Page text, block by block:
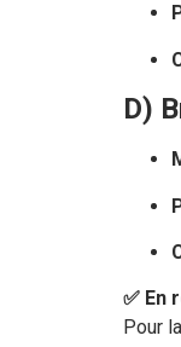
D)
✅ En
Pour